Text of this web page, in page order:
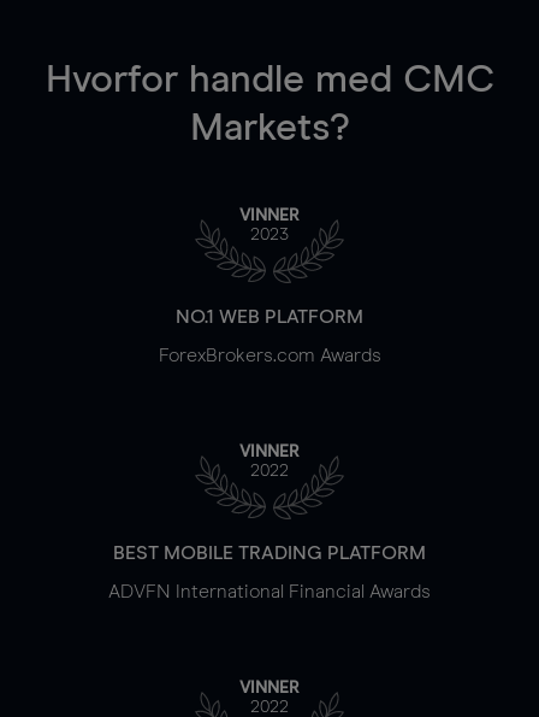
Hvorfor handle med CMC
Markets?
VINNER
2023
NO.1 WEB PLATFORM
ForexBrokers.com Awards
VINNER
2022
BEST MOBILE TRADING PLATFORM
ADVFN International Financial Awards
VINNER
2022